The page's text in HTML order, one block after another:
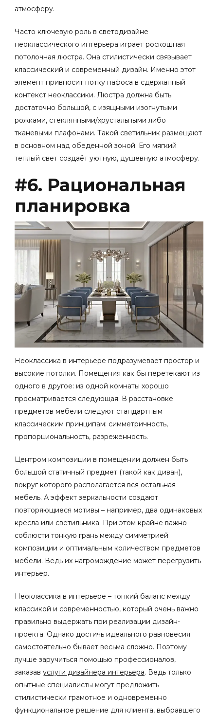
атмосферу.
Часто ключевую роль в светодизайне
неоклассического интерьера играет роскошная
потолочная люстра. Она стилистически связывает
классический и современный дизайн. Именно этот
элемент привносит нотку пафоса в сдержанный
контекст неоклассики. Люстра должна быть
достаточно большой, с изящными изогнутыми
рожками, стеклянными/хрустальными либо
тканевыми плафонами. Такой светильник размещают
в основном над обеденной зоной. Его мягкий
теплый свет создаёт уютную, душевную атмосферу.
#6. Рациональная
планировка
Неоклассика в интерьере подразумевает простор и
высокие потолки. Помещения как бы перетекают из
одного в другое: из одной комнаты хорошо
просматривается следующая. В расстановке
предметов мебели следуют стандартным
классическим принципам: симметричность,
пропорциональность, разреженность.
Центром композиции в помещении должен быть
большой статичный предмет (такой как диван),
вокруг которого располагается вся остальная
мебель. А эффект зеркальности создают
повторяющиеся мотивы – например, два одинаковых
кресла или светильника. При этом крайне важно
соблюсти тонкую грань между симметрией
композиции и оптимальным количеством предметов
мебели. Ведь их нагромождение может перегрузить
интерьер.
Неоклассика в интерьере – тонкий баланс между
классикой и современностью, который очень важно
правильно выдержать при реализации дизайн-
проекта. Однако достичь идеального равновесия
самостоятельно бывает весьма сложно. Поэтому
лучше заручиться помощью профессионалов,
заказав услуги дизайнера интерьера. Ведь только
опытные специалисты могут предложить
стилистически грамотное и одновременно
функциональное решение для клиента, выбравшего